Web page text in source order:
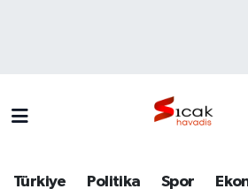
Türkiye Politika Spor